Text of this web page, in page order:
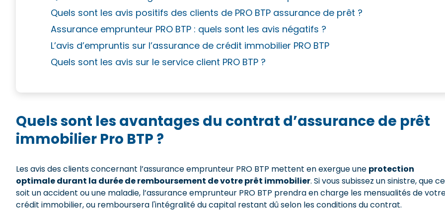
Quels sont les avis positifs des clients de PRO BTP assurance de prêt ?
Assurance emprunteur PRO BTP : quels sont les avis négatifs ?
L’avis d’empruntis sur l’assurance de crédit immobilier PRO BTP
Quels sont les avis sur le service client PRO BTP ?
Quels sont les avantages du contrat d’assurance de prêt
immobilier Pro BTP ?
Les avis des clients concernant l’assurance emprunteur PRO BTP mettent en exergue une protection
optimale durant la durée de remboursement de votre prêt immobilier. Si vous subissez un sinistre, que ce
soit un accident ou une maladie, l’assurance emprunteur PRO BTP prendra en charge les mensualités de
crédit immobilier, ou remboursera l'intégralité du capital restant dû selon les conditions du contrat.